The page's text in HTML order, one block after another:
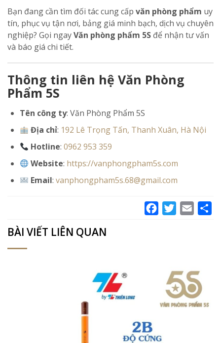
Bạn đang cần tìm đối tác cung cấp văn phòng phẩm uy
tín, phục vụ tận nơi, bảng giá minh bạch, dịch vụ chuyên
nghiệp? Gọi ngayVăn phòng phẩm 5S để nhận tư vấn
và báo giá chi tiết.
Thông tin liên hệ Văn Phòng
Phẩm 5S
Tên công ty: Văn Phòng Phẩm 5S
Địa chỉ: 192 Lê Trọng Tấn, Thanh Xuân, Hà Nội
Hotline:0962 953 359
Website: https://vanphongpham5s.com
Email:vanphongpham5s.68@gmail.com
FacebookTwitterEmail
BÀI VIẾT LIÊN QUAN